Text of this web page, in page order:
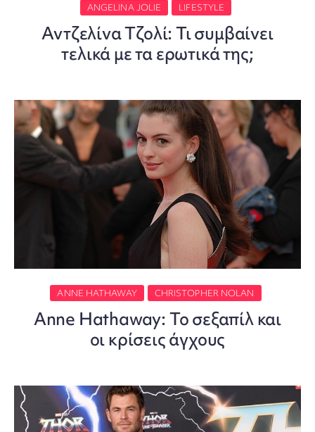
ANGELINA JOLIE LIFESTYLE
Αντζελίνα Τζολί: Τι συμβαίνει
τελικά με τα ερωτικά της;
ANNE HATHAWAY CHRISTOPHER NOLAN
Anne Hathaway: Το σεξαπίλ και
οι κρίσεις άγχους